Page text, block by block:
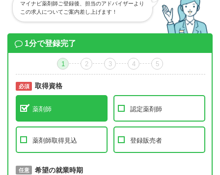
マイナビ薬剤師ご登録後、担当のアドバイザーより
この求人についてご案内差し上げます！
1分で登録完了
1 2 3 4 5
必須 取得資格
薬剤師 認定薬剤師
薬剤師取得見込 登録販売者
必須 取得予定年
任意 希望の就業時期